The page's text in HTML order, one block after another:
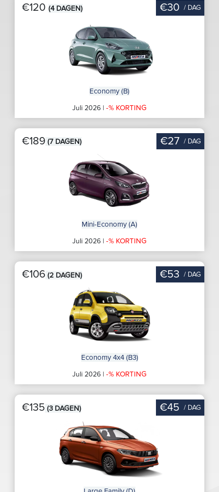
€120 (4 DAGEN) €30 / DAG
Economy (B)
Juli 2026 | -% KORTING
€189 (7 DAGEN) €27 / DAG
Mini-Economy (A)
Juli 2026 | -% KORTING
€106 (2 DAGEN) €53 / DAG
Economy 4x4 (B3)
Juli 2026 | -% KORTING
€135 (3 DAGEN) €45 / DAG